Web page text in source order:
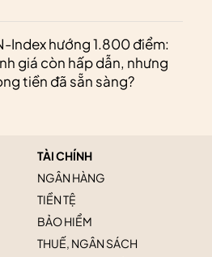
Index hướng 1.800 điểm:
giá còn hấp dẫn, nhưng
tiền đã sẵn sàng?
TÀI CHÍNH
NGÂN HÀNG
TIỀN TỆ
BẢO HIỂM
THUẾ, NGÂN SÁCH